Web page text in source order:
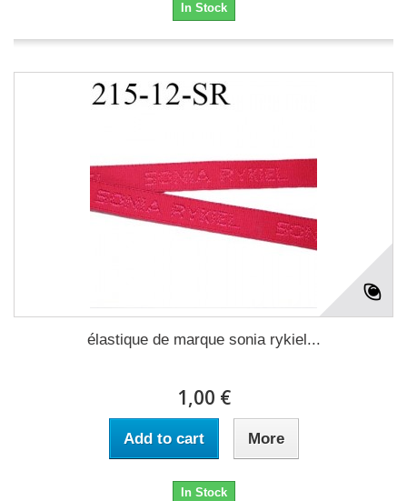
In Stock
élastique de marque sonia rykiel...
1,00 €
Add to cart More
In Stock